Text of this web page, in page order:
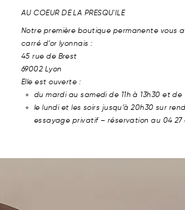
AU COEUR DE LA PRESQU'ILE
Notre première boutique permanente vous
carré d’or lyonnais :
45 rue de Brest
69002 Lyon
Elle est ouverte :
du mardi au samedi de 11h à 13h30 et de
le lundi et les soirs jusqu’à 20h30 sur
essayage privatif – réservation au 04 27